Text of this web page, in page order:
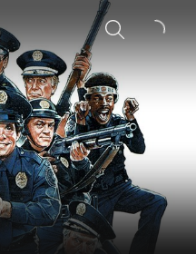
Sök